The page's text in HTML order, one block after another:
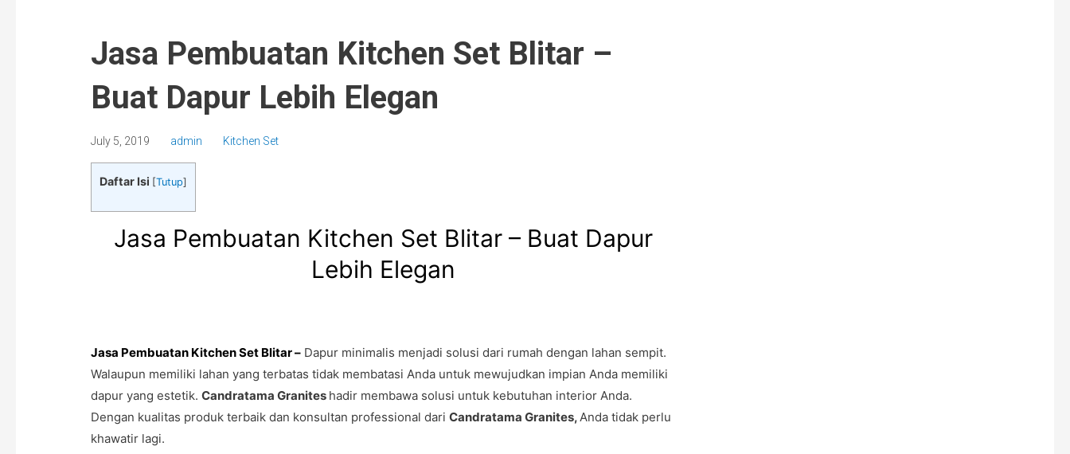
Jasa Pembuatan Kitchen Set Blitar –
Buat Dapur Lebih Elegan
July 5, 2019 admin Kitchen Set
Daftar Isi [Tutup]
Jasa Pembuatan Kitchen Set Blitar – Buat Dapur
Lebih Elegan
Jasa Pembuatan Kitchen Set Blitar – Dapur minimalis menjadi solusi dari rumah dengan lahan sempit.
Walaupun memiliki lahan yang terbatas tidak membatasi Anda untuk mewujudkan impian Anda memiliki
dapur yang estetik. Candratama Granites hadir membawa solusi untuk kebutuhan interior Anda.
Dengan kualitas produk terbaik dan konsultan professional dari Candratama Granites,Anda tidak perlu
khawatir lagi.